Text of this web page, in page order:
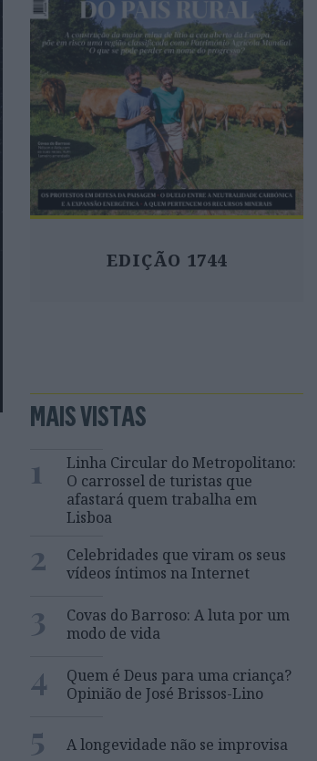
EDIÇÃO 1744
MAIS VISTAS
1
Linha Circular do Metropolitano:
O carrossel de turistas que
afastará quem trabalha em
Lisboa
2
Celebridades que viram os seus
vídeos íntimos na Internet
3
Covas do Barroso: A luta por um
modo de vida
4
Quem é Deus para uma criança?
Opinião de José Brissos-Lino
5 A longevidade não se improvisa